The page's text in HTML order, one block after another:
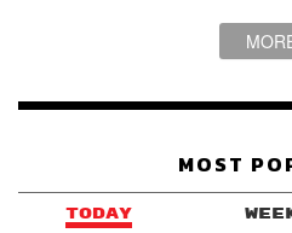
กับแก๊งสาวๆ เพราะพักได้ถึง 4
ตัวห้องสามารถรองรับได้สูงสุดถึ
สามารถขึ้นไปนอนที่ชั้น 2 ได้ ใ
ความเป็นผู้หญิงอยู่มาก ถ้าสาวๆ
MOST
TODAY